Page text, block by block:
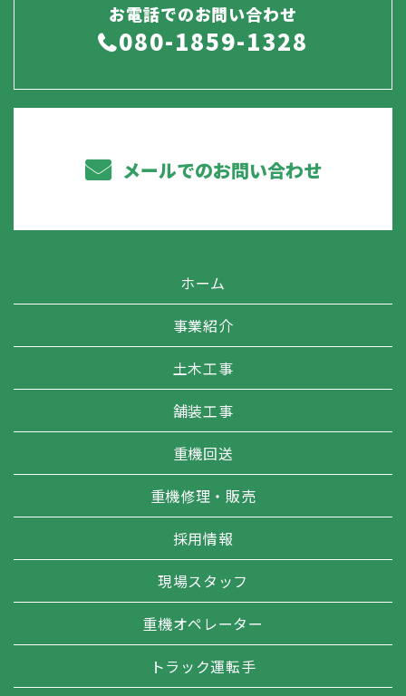
お電話でのお問い合わせ
080-1859-1328
メールでのお問い合わせ
ホーム
事業紹介
土木工事
舗装工事
重機回送
重機修理・販売
採用情報
現場スタッフ
重機オペレーター
トラック運転手